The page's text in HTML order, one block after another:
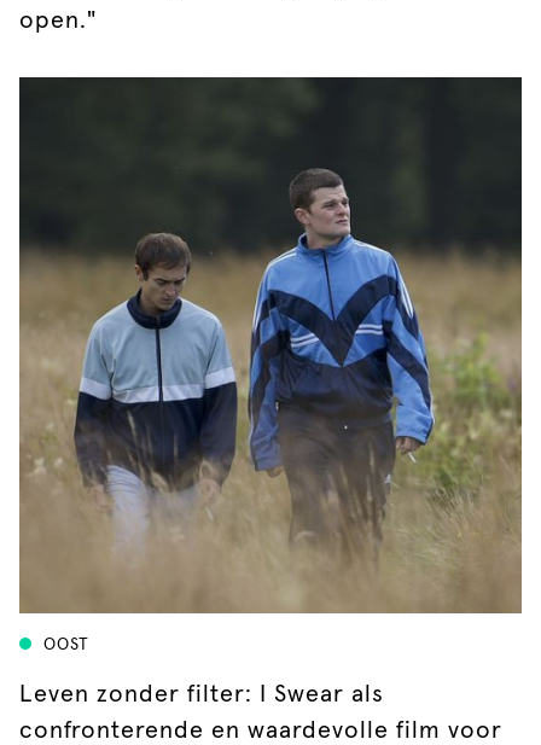
open."
OOST
Leven zonder filter: I Swear als
confronterende en waardevolle film voor